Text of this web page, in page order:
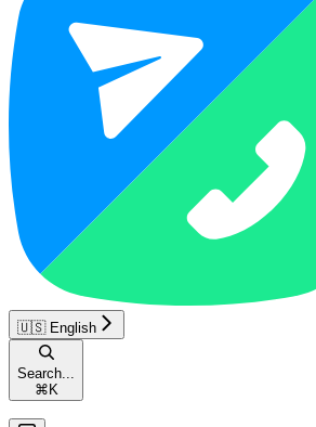
🇺🇸 English
Search...
⌘ K